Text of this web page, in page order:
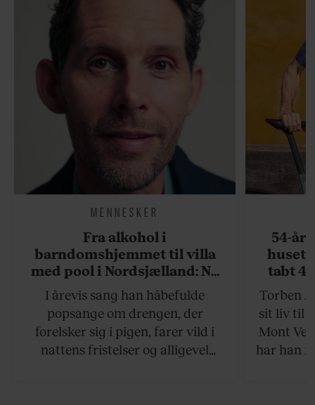
MENNESKER
Fra alkohol i
barndomshjemmet til villa
med pool i Nordsjælland: Nu
skal du høre sandheden om
Rasmus Seebach
I årevis sang han håbefulde
popsange om drengen, der
forelsker sig i pigen, farer vild i
nattens fristelser og alligevel
54-
huset
tabt
Torben
sit liv til
Mont
har han